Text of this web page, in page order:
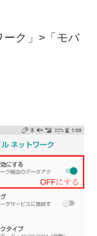
ーク」>「モバ